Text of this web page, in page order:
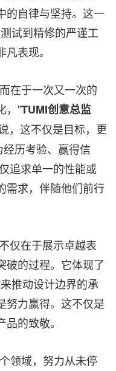
的自律与坚持。这一
试到精修的严谨工
表现。
在于一次又一次的
，"TUMI创意总监
，这不仅是目标，更
历考验、赢得信
追求单一的性能或
需求，伴随他们前行
仅在于展示卓越表
破的过程。它体现了
推动设计边界的承
努力赢得。这不仅是
的致敬。
领域，努力从未停